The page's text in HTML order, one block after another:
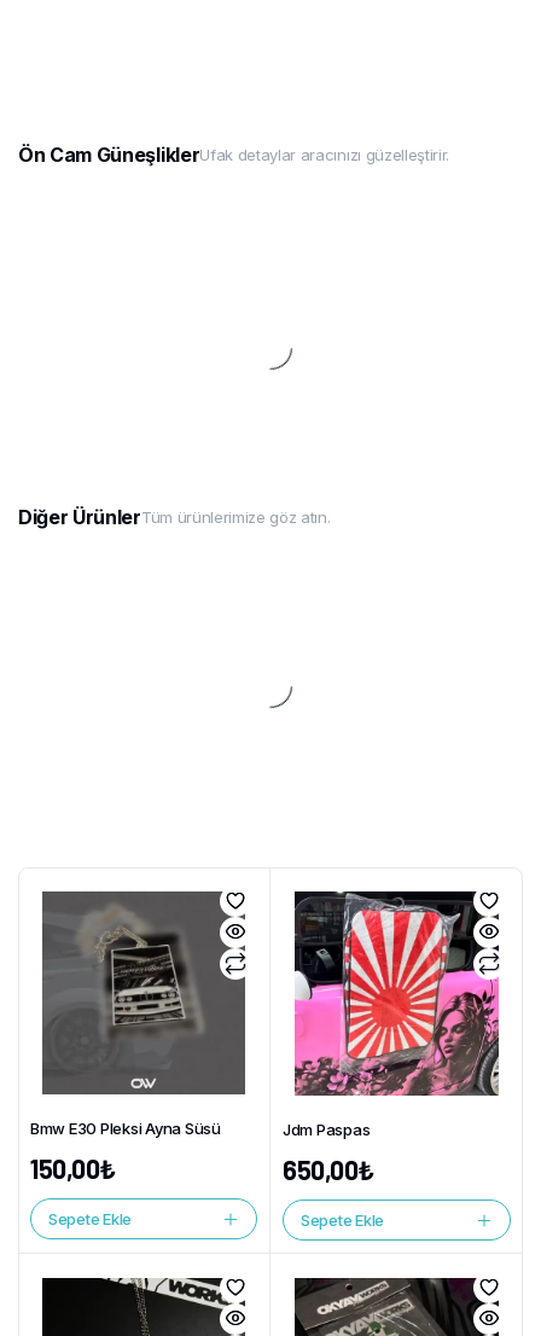
Ön Cam GüneşliklerUfak detaylar aracınızı güzelleştirir.
Diğer ÜrünlerTüm ürünlerimize göz atın.
Bmw E30 Pleksi Ayna Süsü
150,00₺
Sepete Ekle
Jdm Paspas
650,00₺
Sepete Ekle